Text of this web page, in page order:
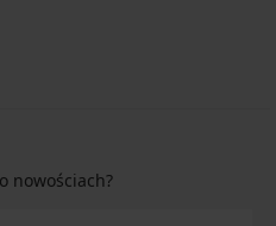
nowościach?